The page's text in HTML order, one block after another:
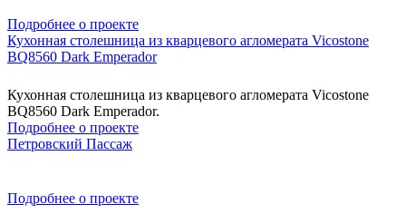
Подробнее о проекте
Кухонная столешница из кварцевого агломерата Vicostone
BQ8560 Dark Emperador
Кухонная столешница из кварцевого агломерата Vicostone
BQ8560 Dark Emperador.
Подробнее о проекте
Петровский Пассаж
Подробнее о проекте